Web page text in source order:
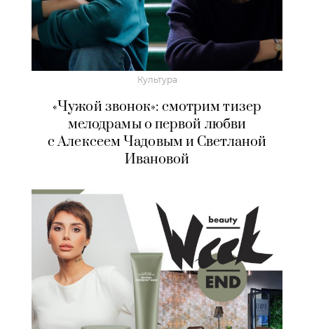
Культура
«Чужой звонок»: смотрим тизер
мелодрамы о первой любви
с Алексеем Чадовым и Светланой
Ивановой